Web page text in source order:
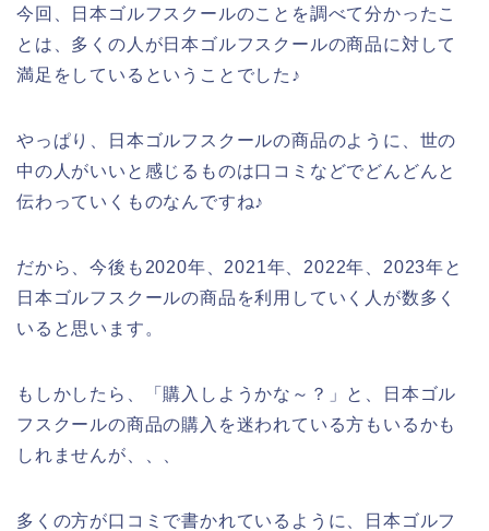
今回、日本ゴルフスクールのことを調べて分かったこ
とは、多くの人が日本ゴルフスクールの商品に対して
満足をしているということでした♪
やっぱり、日本ゴルフスクールの商品のように、世の
中の人がいいと感じるものは口コミなどでどんどんと
伝わっていくものなんですね♪
だから、今後も2020年、2021年、2022年、2023年と
日本ゴルフスクールの商品を利用していく人が数多く
いると思います。
もしかしたら、「購入しようかな～？」と、日本ゴル
フスクールの商品の購入を迷われている方もいるかも
しれませんが、、、
多くの方が口コミで書かれているように、日本ゴルフ